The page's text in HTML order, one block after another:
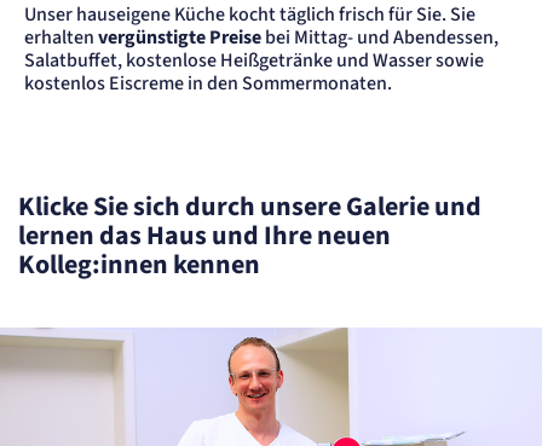
Unser hauseigene Küche kocht täglich frisch für Sie. Sie
erhaltenvergünstigte Preisebei Mittag- und Abendessen,
Salatbuffet, kostenlose Heißgetränke und Wasser sowie
kostenlos Eiscreme in den Sommermonaten.
Klicke Sie sich durch unsere Galerie und
lernen das Haus und Ihre neuen
Kolleg:innen kennen